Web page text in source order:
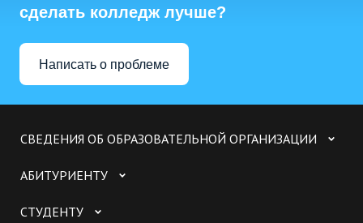
сделать колледж лучше?
Написать о проблеме
СВЕДЕНИЯ ОБ ОБРАЗОВАТЕЛЬНОЙ ОРГАНИЗАЦИИ
АБИТУРИЕНТУ
СТУДЕНТУ